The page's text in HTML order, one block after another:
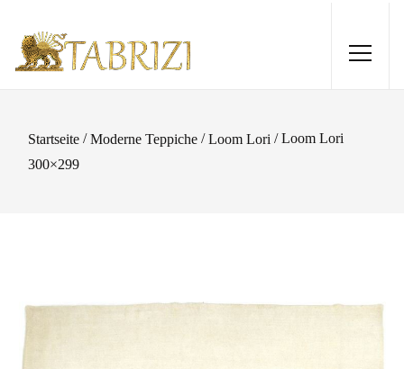
Startseite /Moderne Teppiche /Loom Lori / Loom Lori
300×299